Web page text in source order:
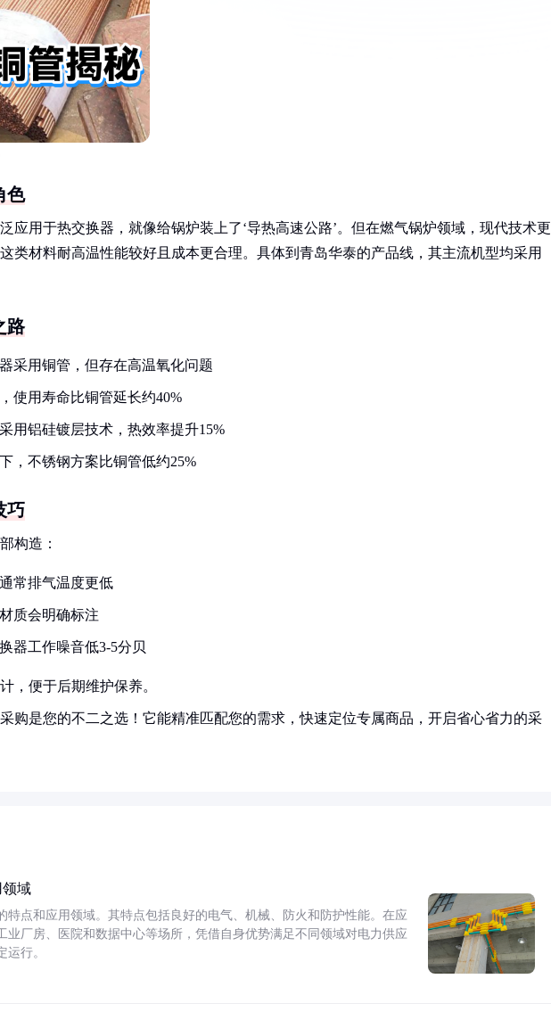
色
应用于热交换器，就像给锅炉装上了‘导热高速公路’。但在燃气锅炉领域，现代技术更
类材料耐高温性能较好且成本更合理。具体到青岛华泰的产品线，其主流机型均采用
路
采用铜管，但存在高温氧化问题
使用寿命比铜管延长约40%
用铝硅镀层技术，热效率提升15%
，不锈钢方案比铜管低约25%
巧
构造：
常排气温度更低
质会明确标注
器工作噪音低3-5分贝
，便于后期维护保养。
购是您的不二之选！它能精准匹配您的需求，快速定位专属商品，开启省心省力的采
域
特点和应用领域。其特点包括良好的电气、机械、防火和防护性能。在应
业厂房、医院和数据中心等场所，凭借自身优势满足不同领域对电力供应
运行。